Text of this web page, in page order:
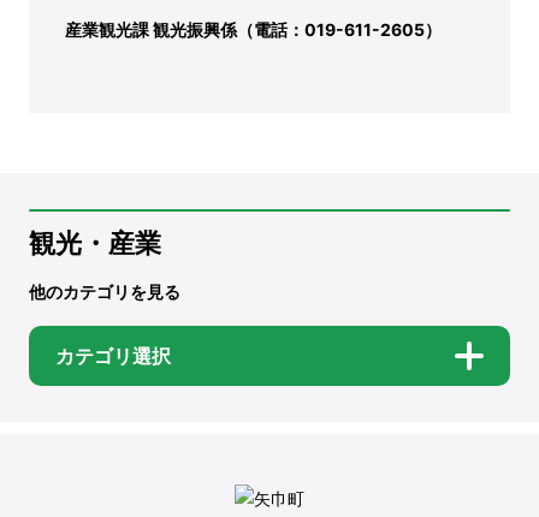
産業観光課 観光振興係（電話：019-611-2605）
観光・産業
他のカテゴリを見る
カテゴリ選択